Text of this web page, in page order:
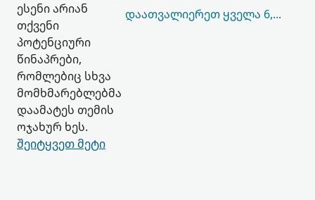
ესენი არიან
თქვენი
პოტენციური
წინაპრები,
რომლებიც სხვა
მომხმარებლებმა
დაამატეს თემის
ოჯახურ ხეს.
შეიტყვეთ მეტი
ᲓᲐᲐᲗᲕᲐᲚᲘᲔᲠᲔᲗ ᲧᲕᲔᲚᲐ 6,788